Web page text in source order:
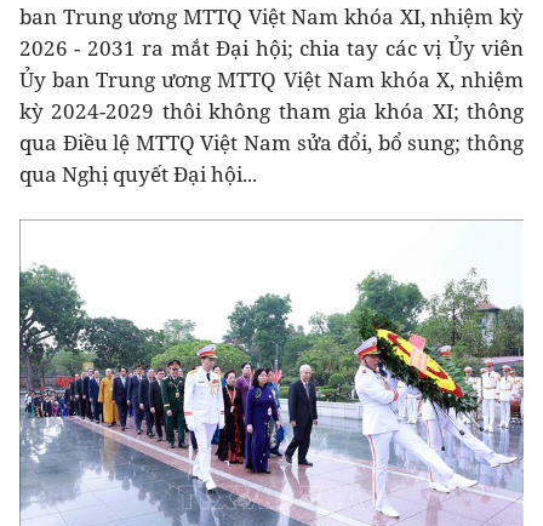
ban Trung ương MTTQ Việt Nam khóa XI, nhiệm kỳ
2026 - 2031 ra mắt Đại hội; chia tay các vị Ủy viên
Ủy ban Trung ương MTTQ Việt Nam khóa X, nhiệm
kỳ 2024-2029 thôi không tham gia khóa XI; thông
qua Điều lệ MTTQ Việt Nam sửa đổi, bổ sung; thông
qua Nghị quyết Đại hội...